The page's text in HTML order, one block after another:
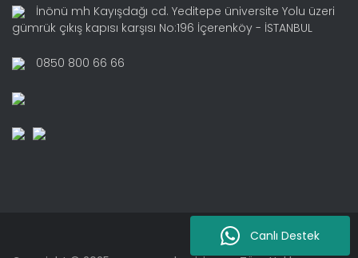
İnönü mh Kayışdağı cd. Yeditepe üniversite Yolu üzeri
gümrük çıkış kapısı karşısı No:196 İçerenköy - İSTANBUL
0850 800 66 66
Canlı Destek